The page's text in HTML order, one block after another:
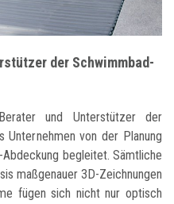
der Schwimmbad-
und Unterstützer der
Unternehmen von der Planung
begleitet. Sämtliche
maßgenauer 3D-Zeichnungen
fügen sich nicht nur optisch